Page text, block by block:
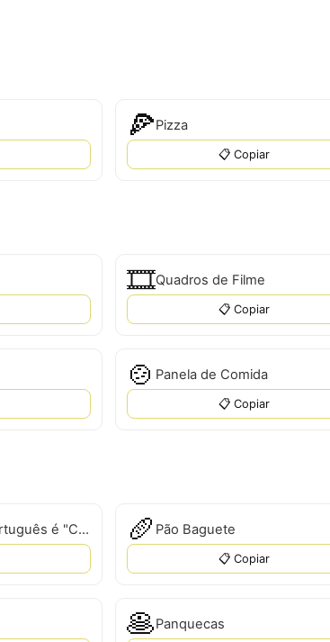
🍕Pizza
📋 Copiar
🎞️Quadros de Filme
📋 Copiar
🍲 Panela de Comida
📋 Copiar
"Croissant" em português é "Croissant". 🥖 Pão Baguete
📋 Copiar
🥞Panquecas